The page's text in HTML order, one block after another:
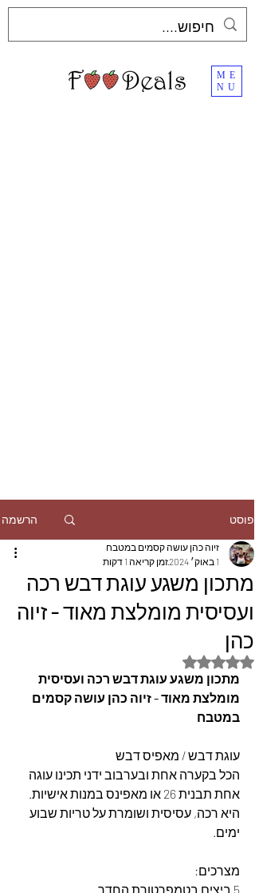
ME
NU
פוסט הרשמה
מתכון משגע עוגת דבש רכה
ועסיסית מומלצת מאוד - זיוה
כהן
זיוה כהן עושה קסמים במטבח
1 באוק׳ 2024
זמן קריאה 1 דקות
דירוג של NaN מתוך 5 כוכבים
מתכון משגע עוגת דבש רכה ועסיסית
מומלצת מאוד - זיוה כהן עושה קסמים
במטבח
עוגת דבש / מאפיס דבש
הכל בקערה אחת ובערבוב ידני תכינו עוגה
אחת תבנית 26 או מאפינס במנות אישיות.
היא רכה, עסיסית ושומרת על טריות שבוע
ימים.
מצרכים:
5 ביצים בטמפרטורת החדר